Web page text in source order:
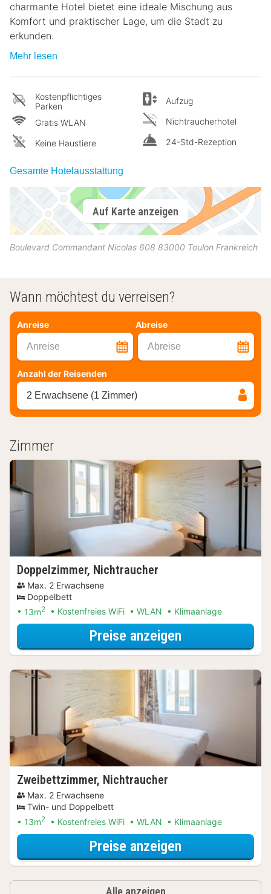
charmante Hotel bietet eine ideale Mischung aus
Komfort und praktischer Lage, um die Stadt zu
erkunden.
Mehr lesen
Kostenpflichtiges
Parken
Gratis WLAN
Keine Haustiere
Aufzug
Nichtraucherhotel
24-Std-Rezeption
Gesamte Hotelausstattung
Auf Karte anzeigen
Boulevard Commandant Nicolas 608 83000 Toulon Frankreich
Wann möchtest du verreisen?
Anreise Abreise
Anreise Abreise
Anzahl der Reisenden
2 Erwachsene (1 Zimmer)
Zimmer
Doppelzimmer, Nichtraucher
Max. 2 Erwachsene
Doppelbett
13m2 Kostenfreies WiFi WLAN Klimaanlage
Preise anzeigen
Zweibettzimmer, Nichtraucher
Max. 2 Erwachsene
Twin- und Doppelbett
13m2 Kostenfreies WiFi WLAN Klimaanlage
Preise anzeigen
Alle anzeigen